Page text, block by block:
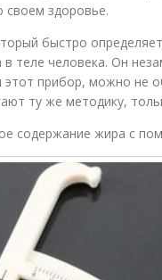
здоровье.
быстро
теле человека. Он
прибор, можно не
ту же методику,
содержание жира с